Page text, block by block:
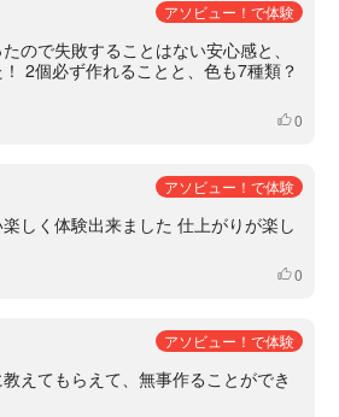
アソビュー！で体験
ので失敗することはない安心感と、
2個必ず作れることと、色も7種類？
いいね
0
アソビュー！で体験
しく体験出来ました 仕上がりが楽し
いいね
0
アソビュー！で体験
えてもらえて、無事作ることができ